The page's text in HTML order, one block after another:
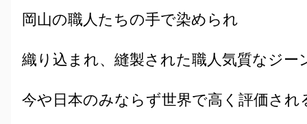
岡山の職人たちの手で染められ
織り込まれ、縫製された職人気質なジー
今や日本のみならず世界で高く評価され